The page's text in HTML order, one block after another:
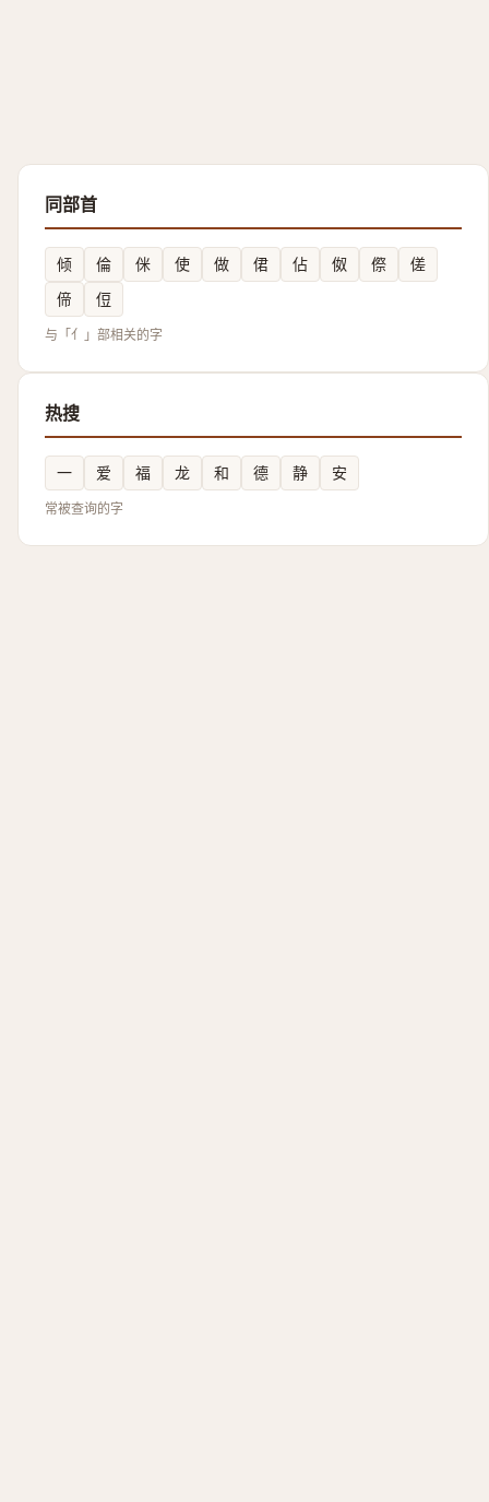
同部首
倾 倫 侎 使 做 侰 佔 伮 傺
傞
偙
侸
与「亻」部相关的字
热搜
一 爱 福 龙 和 德 静 安
常被查询的字